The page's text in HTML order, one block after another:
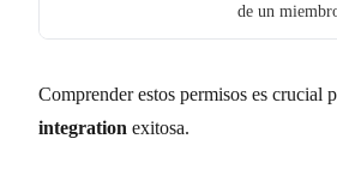
de un
Comprender estos permisos es crucial
integration exitosa.